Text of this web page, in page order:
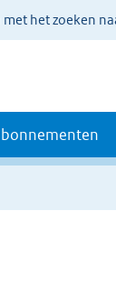
het zoeken